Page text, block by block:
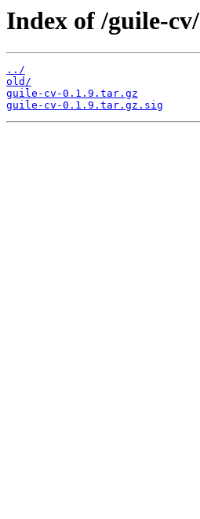
Index of /guile-cv/
../
old/
guile-cv-0.1.9.tar.gz
guile-cv-0.1.9.tar.gz.sig